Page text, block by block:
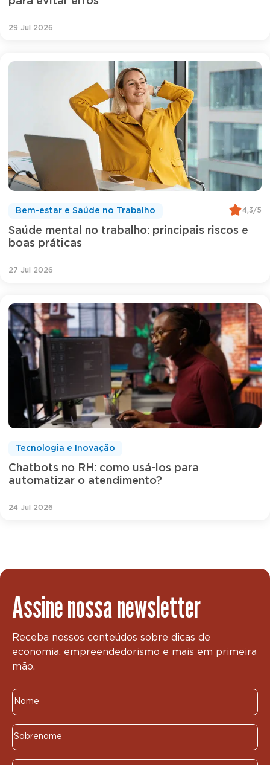
29 Jul 2026
Saúde mental no trabalho: principais riscos e
boas práticas
Bem-estar e Saúde no Trabalho 4,3/5
27 Jul 2026
Chatbots no RH: como usá-los para
automatizar o atendimento?
Tecnologia e Inovação
24 Jul 2026
Assine nossa newsletter
Receba nossos conteúdos sobre dicas de
economia, empreendedorismo e mais em primeira
mão.